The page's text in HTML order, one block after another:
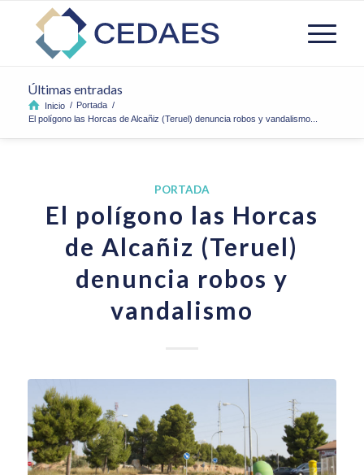
Últimas entradas
Inicio / Portada /
El polígono las Horcas de Alcañiz (Teruel) denuncia robos y vandalismo...
PORTADA
El polígono las Horcas
de Alcañiz (Teruel)
denuncia robos y
vandalismo